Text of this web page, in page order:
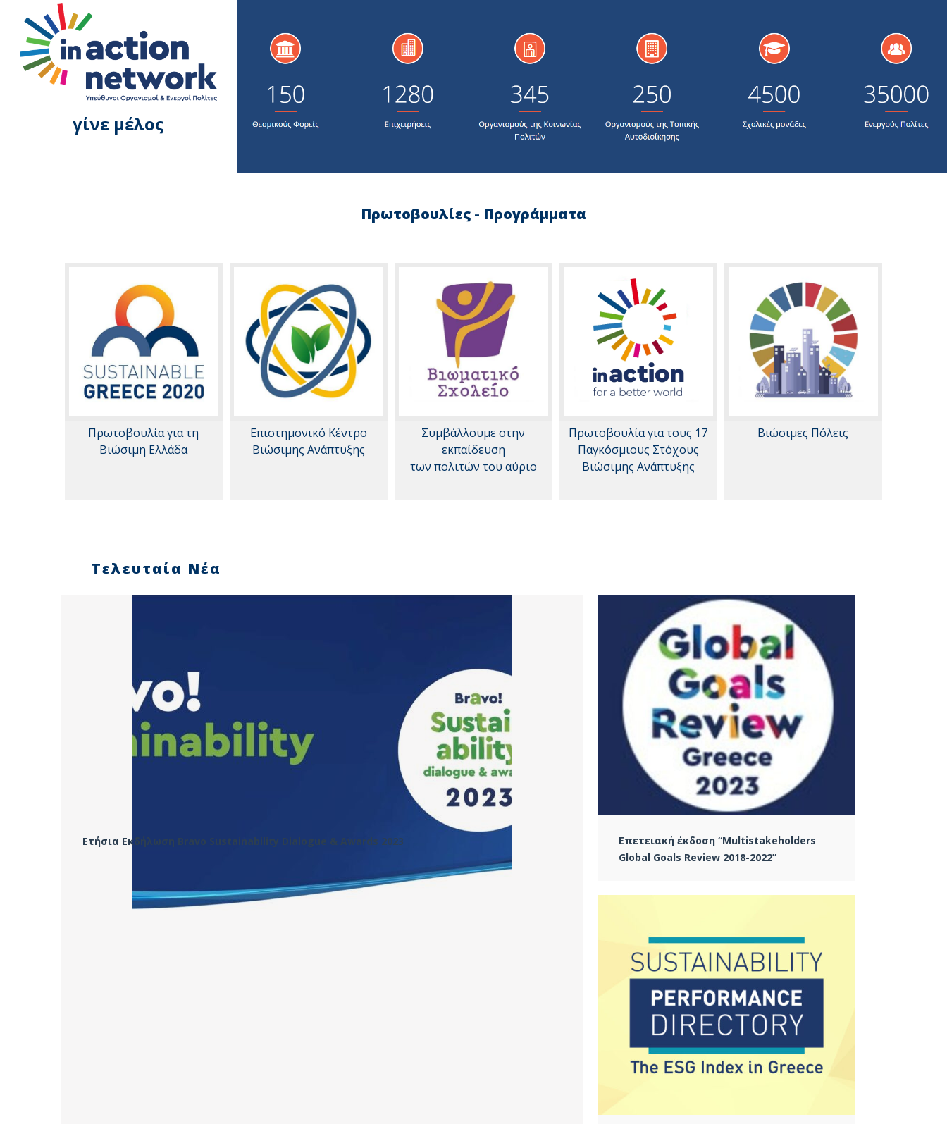
γίνε μέλος
Πρωτοβουλίες - Προγράμματα
Πρωτοβουλία για τη
Βιώσιμη Ελλάδα
Επιστημονικό Κέντρο
Βιώσιμης Ανάπτυξης
Συμβάλλουμε στην
εκπαίδευση
των πολιτών του αύριο
Πρωτοβουλία για τους 17
Παγκόσμιους Στόχους
Βιώσιμης Ανάπτυξης
Βιώσιμες Πόλεις
Τελευταία Νέα
Ετήσια Εκδήλωση Bravo Sustainability Dialogue & Awards 2023
Επετειακή έκδοση “Multistakeholders
Global Goals Review 2018-2022”